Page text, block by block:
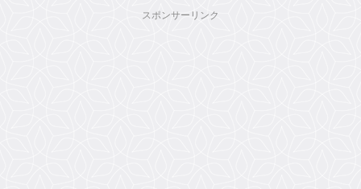
スポンサーリンク